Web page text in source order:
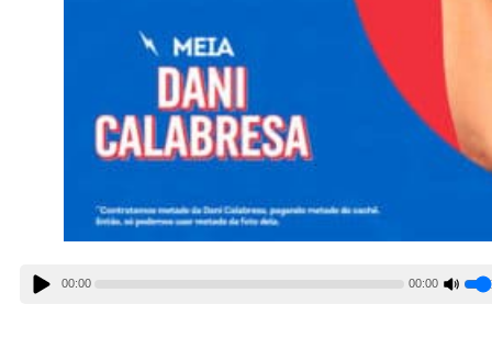
00:00 00:00